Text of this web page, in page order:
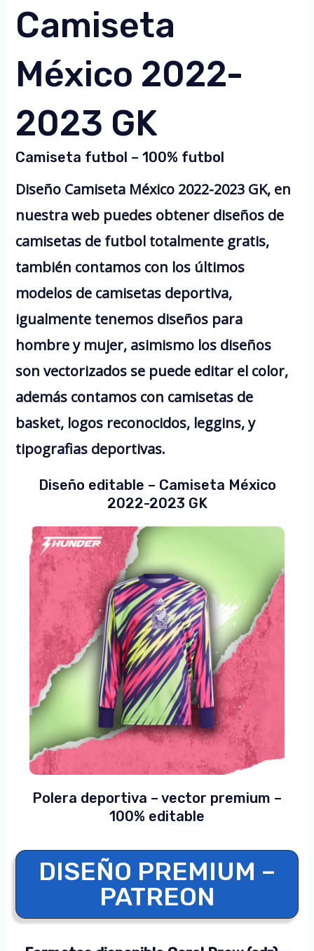
Camiseta
México 2022-
2023 GK
Camiseta futbol – 100% futbol
Diseño Camiseta México 2022-2023 GK, en
nuestra web puedes obtener diseños de
camisetas de futbol totalmente gratis,
también contamos con los últimos
modelos de camisetas deportiva,
igualmente tenemos diseños para
hombre y mujer, asimismo los diseños
son vectorizados se puede editar el color,
además contamos con camisetas de
basket, logos reconocidos, leggins, y
tipografias deportivas.
Diseño editable – Camiseta México
2022-2023 GK
Polera deportiva – vector premium –
100% editable
DISEÑO PREMIUM –
PATREON